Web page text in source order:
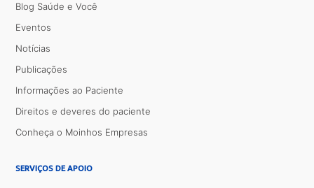
Blog Saúde e Você
Eventos
Notícias
Publicações
Informações ao Paciente
Direitos e deveres do paciente
Conheça o Moinhos Empresas
SERVIÇOS DE APOIO